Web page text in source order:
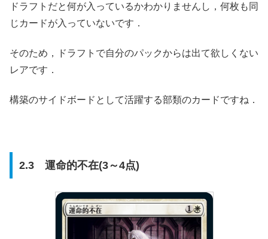
ドラフトだと何が入っているかわかりませんし，何枚も同
じカードが入っていないです．
そのため，ドラフトで自分のパックからは出て欲しくない
レアです．
構築のサイドボードとして活躍する部類のカードですね．
2.3 運命的不在(3～4点)